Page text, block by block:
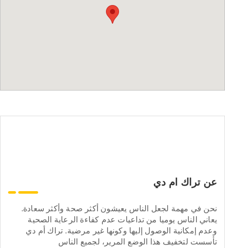
عن تراك ام دي
نحن في مهمة لجعل الناس يعيشون أكثر صحة وأكثر سعادة.
يعاني الناس يوميا من تداعيات عدم كفاءة الرعاية الصحية
وعدم إمكانية الوصول إليها وكونها غير مرضية. تراك أم دي
تأسست لتخفيف هذا الوضع المرير، لجميع الناس